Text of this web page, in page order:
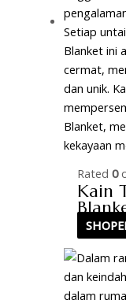
Rated0
Kain